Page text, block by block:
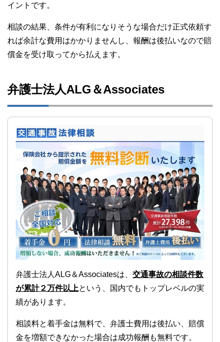
イントです。
相談の結果、条件が有利になりそうな場合だけ正式依頼す
れば余計な費用はかかりませんし、報酬は後払いなので賠
償金を受け取ってから払えます。
弁護士法人ALG＆Associates
弁護士法人ALG＆Associatesは、 交通事故の相談件数
が累計２万件以上という、国内でもトップレベルの実
績があります。
相談料と着手金は無料で、弁護士費用は後払い、賠償
金を増額できなかった場合は成功報酬も無料です。